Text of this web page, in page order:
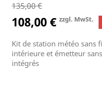
135,00 €
108,00 € zzgl. MwSt.
Kit de station météo sans
intérieure et émetteur
intégrés